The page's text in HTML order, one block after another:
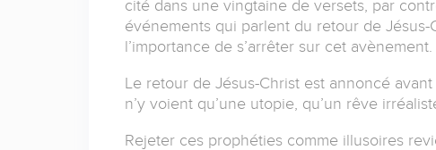
cité dans une vingtaine de versets, par
événements qui parlent du retour de Jésus-
l’importance de s’arrêter sur cet avènement.
Le retour de Jésus-Christ est annoncé
n’y voient qu’une utopie, qu’un rêve
Rejeter ces prophéties comme illusoires